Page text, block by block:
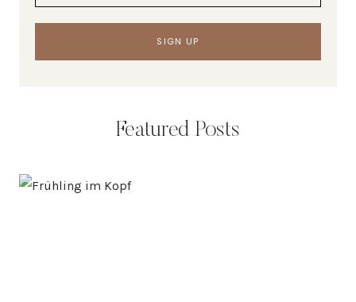
Featured Posts